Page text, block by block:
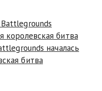
началась
битва